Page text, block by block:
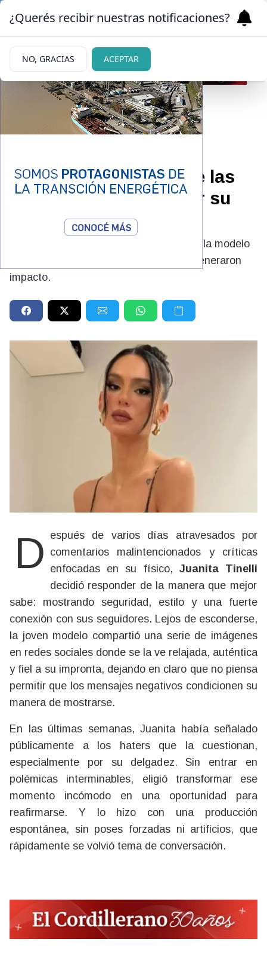
REDES SOCIALES | 25/02/2026
microbikini después de las
críticas que recibió por su
cuerpo
Tras los cuestionamientos por su físico, la modelo
compartió una serie de imágenes que generaron
impacto.
Después de varios días atravesados por comentarios malintencionados y críticas
enfocadas en su físico, Juanita Tinelli
decidió responder de la manera que mejor
sabe: mostrando seguridad, estilo y una fuerte
conexión con sus seguidores. Lejos de esconderse,
la joven modelo compartió una serie de imágenes
en redes sociales donde se la ve relajada, auténtica
y fiel a su impronta, dejando en claro que no piensa
permitir que los mensajes negativos condicionen su
manera de mostrarse.
En las últimas semanas, Juanita había señalado
públicamente a los haters que la cuestionan,
especialmente por su delgadez. Sin entrar en
polémicas interminables, eligió transformar ese
momento incómodo en una oportunidad para
reafirmarse. Y lo hizo con una producción
espontánea, sin poses forzadas ni artificios, que
rápidamente se volvió tema de conversación.
¿Querés recibir nuestras notificaciones?
NO, GRACIAS ACEPTAR